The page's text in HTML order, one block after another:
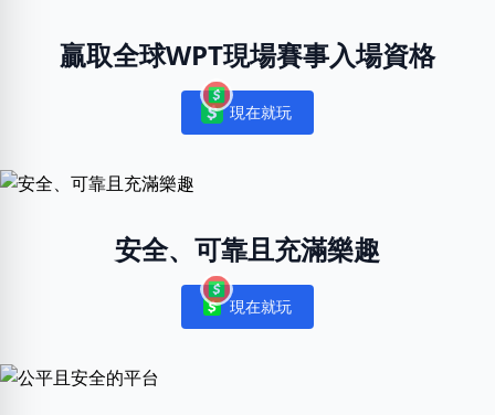
贏取全球WPT現場賽事入場資格
Notifications
現在就玩
安全、可靠且充滿樂趣
Notifications
現在就玩